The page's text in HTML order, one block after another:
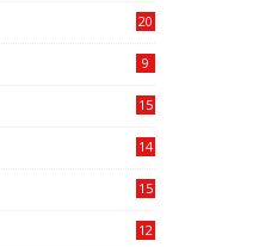
20
9
15
14
15
12